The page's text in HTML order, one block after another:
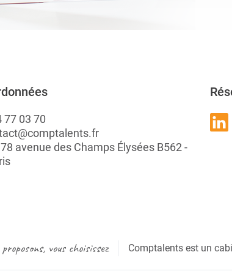
77 03 70
avenue des Champs Élysées B562 -
vous choisissez Comptalents est un